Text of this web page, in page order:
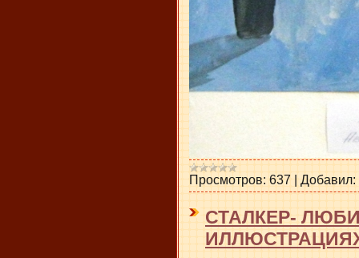
Просмотров: 637 | Добавил:
СТАЛКЕР-